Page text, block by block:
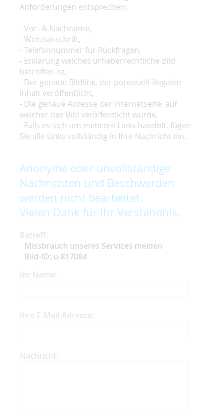
Anforderungen entsprechen:
- Vor- & Nachname,
- Wohnanschrift,
- Telefonnummer für Rückfragen,
- Erklärung welches urheberrechtliche Bild
betroffen ist,
- Der genaue Bildlink, der potentiell illegalen
Inhalt veröffentlicht,
- Die genaue Adresse der Internetseite, auf
welcher das Bild veröffentlicht wurde,
- Falls es sich um mehrere Links handelt, fügen
Sie alle Links vollständig in Ihre Nachricht ein.
Anonyme oder unvollständige
Nachrichten und Beschwerden
werden nicht bearbeitet.
Vielen Dank für Ihr Verständnis.
Betreff:
Missbrauch unseres Services melden
Bild-ID: u-817084
Ihr Name:
Ihre E-Mail-Adresse:
Nachricht: